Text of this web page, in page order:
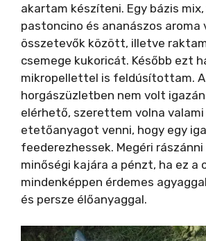
akartam készíteni. Egy bázis
pastoncino és ananászos aroma
összetevők között, illetve
csemege kukoricát. Később ezt
mikropellettel is feldúsítottam. A
horgászüzletben nem volt
elérhető, szerettem volna valami
etetőanyagot venni, hogy egy
feederezhessek. Megéri rászánni
minőségi kajára a pénzt, ha ez a
mindenképpen érdemes
és persze élőanyaggal.